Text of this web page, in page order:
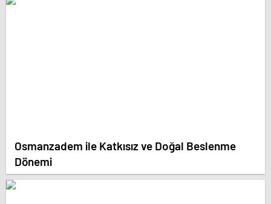
Osmanzadem ile Katkısız ve Doğal Beslenme
Dönemi